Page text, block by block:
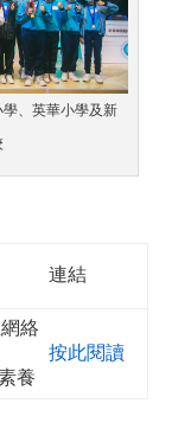
、英華小學及新
連結
絡
養
按此閱讀